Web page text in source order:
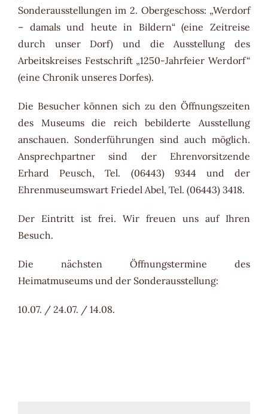
Sonderausstellungen im 2. Obergeschoss: „Werdorf
– damals und heute in Bildern“ (eine Zeitreise
durch unser Dorf) und die Ausstellung des
Arbeitskreises Festschrift „1250-Jahrfeier Werdorf“
(eine Chronik unseres Dorfes).
Die Besucher können sich zu den Öffnungszeiten
des Museums die reich bebilderte Ausstellung
anschauen. Sonderführungen sind auch möglich.
Ansprechpartner sind der Ehrenvorsitzende
Erhard Peusch, Tel. (06443) 9344 und der
Ehrenmuseumswart Friedel Abel, Tel. (06443) 3418.
Der Eintritt ist frei. Wir freuen uns auf Ihren
Besuch.
Die nächsten Öffnungstermine des
Heimatmuseums und der Sonderausstellung:
10.07. / 24.07. / 14.08.